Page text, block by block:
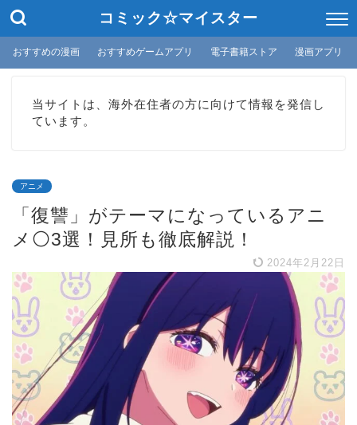
コミック☆マイスター
おすすめの漫画 おすすめゲームアプリ 電子書籍ストア 漫画アプリ
当サイトは、海外在住者の方に向けて情報を発信し
ています。
アニメ
「復讐」がテーマになっているアニ
メ⚪3選！見所も徹底解説！
2024年2月22日